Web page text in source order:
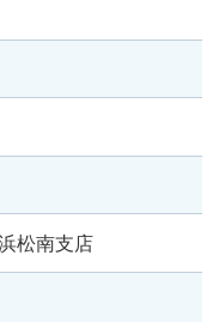
松南支店